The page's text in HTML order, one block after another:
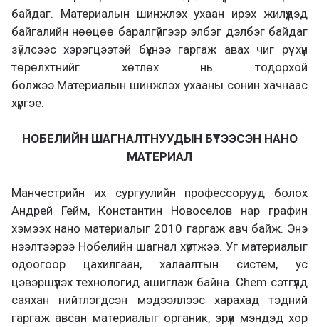
байдаг. Материалын шинжлэх ухаан ирэх жилүүдэд
байгалийн нөөцөө баралгүйгээр элбэг дэлбэг байдаг
зүйлсээс хэрэгцээтэй бүхнээ гаргаж авах чиг рүү хүн
төрөлхтнийг хөтлөх нь тодорхой
болжээ.Материалын шинжлэх ухааны сонин хачнаас
хүргэе.
НОБЕЛИЙН ШАГНАЛТНУУДЫН БҮТЭЭСЭН НАНО
МАТЕРИАЛ
Манчестрийн их сургуулийн профессорууд болох
Андрей Гейм, Константин Новоселов нар графин
хэмээх нано материалыг 2010 гаргаж авч байж. Энэ
нээлтээрээ Нобелийн шагнал хүртжээ. Уг материалыг
одоогоор цахилгаан, халаалтын систем, ус
цэвэршүүлэх технологид ашиглаж байна. Chem сэтгүүлд
саяхан нийтлэгдсэн мэдээллээс харахад тэдний
гаргаж авсан материалыг органик, эрүүл мэндэд хор